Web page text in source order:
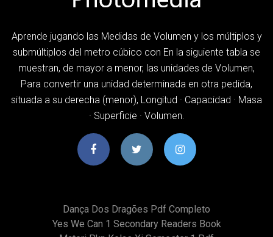
Aprende jugando las Medidas de Volumen y los múltiplos y
submúltiplos del metro cúbico con En la siguiente tabla se
muestran, de mayor a menor, las unidades de Volumen,
Para convertir una unidad determinada en otra pedida,
situada a su derecha (menor), Longitud · Capacidad · Masa
· Superficie · Volumen.
Dança Dos Dragões Pdf Completo
Yes We Can 1 Secondary Readers Book